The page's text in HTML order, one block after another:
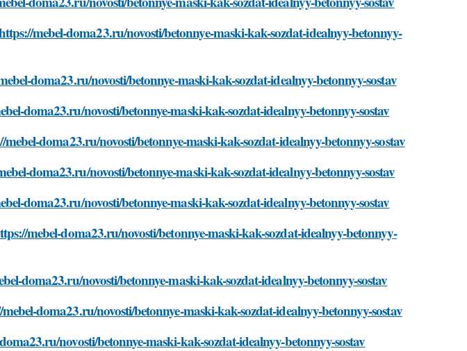
mebel-doma23.ru/novosti/betonnye-maski-kak-sozdat-idealnyy-betonnyy-
doma23.ru/novosti/betonnye-maski-kak-sozdat-idealnyy-betonnyy-sostav
doma23.ru/novosti/betonnye-maski-kak-sozdat-idealnyy-betonnyy-sostav
doma23.ru/novosti/betonnye-maski-kak-sozdat-idealnyy-betonnyy-sostav
doma23.ru/novosti/betonnye-maski-kak-sozdat-idealnyy-betonnyy-sostav
doma23.ru/novosti/betonnye-maski-kak-sozdat-idealnyy-betonnyy-sostav
mebel-doma23.ru/novosti/betonnye-maski-kak-sozdat-idealnyy-betonnyy-
doma23.ru/novosti/betonnye-maski-kak-sozdat-idealnyy-betonnyy-sostav
doma23.ru/novosti/betonnye-maski-kak-sozdat-idealnyy-betonnyy-sostav
novosti/betonnye-maski-kak-sozdat-idealnyy-betonnyy-sostav